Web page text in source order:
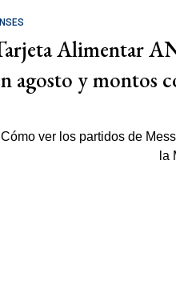
Alimentar
agosto y montos